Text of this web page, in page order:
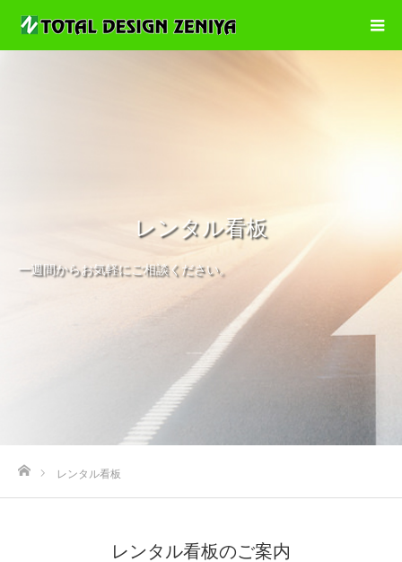
レンタル看板
一週間からお気軽にご相談ください。
ホーム
レンタル看板
レンタル看板のご案内